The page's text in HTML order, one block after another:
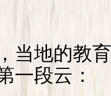
地的教育
一段云：